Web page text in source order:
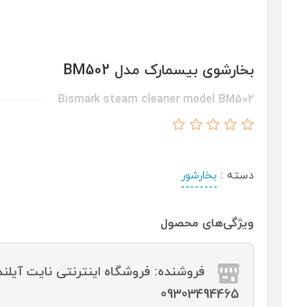
بخارشوی بیسمارک مدل BM502
Bismark steam cleaner model BM502
دسته : بخارشور
ویژگی‌های محصول
فروشنده: فروشگاه اینترنتی نایت
09303494465